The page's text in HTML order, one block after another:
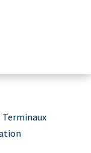
Terminaux